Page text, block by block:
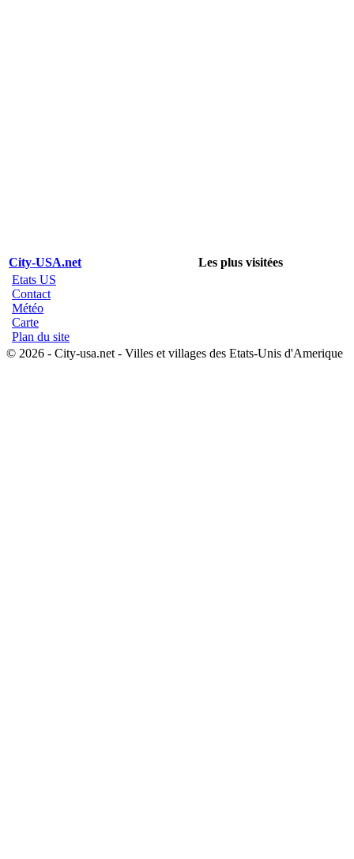
City-USA.net
Les plus visitées
Etats US
Contact
Météo
Carte
Plan du site
© 2026 - City-usa.net - Villes et villages des Etats-Unis d'Amerique